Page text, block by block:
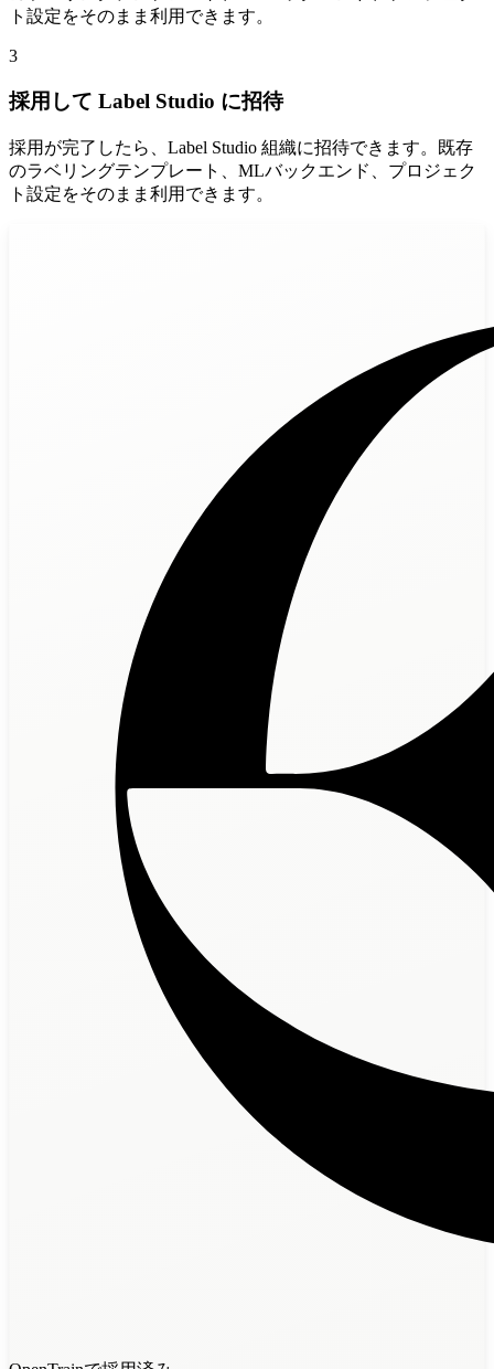
ト設定をそのまま利用できます。
3
採用して Label Studio に招待
採用が完了したら、Label Studio 組織に招待できます。既存
のラベリングテンプレート、MLバックエンド、プロジェク
ト設定をそのまま利用できます。